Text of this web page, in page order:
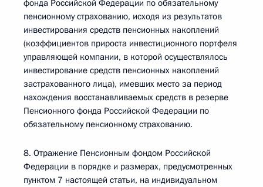
фонда Российской Федерации по обязательному
пенсионному страхованию, исходя из результатов
инвестирования средств пенсионных накоплений
(коэффициентов прироста инвестиционного портфеля
управляющей компании, в которой осуществлялось
инвестирование средств пенсионных накоплений
застрахованного лица), имевших место за период
нахождения восстанавливаемых средств в резерве
Пенсионного фонда Российской Федерации по
обязательному пенсионному страхованию.
8. Отражение Пенсионным фондом Российской
Федерации в порядке и размерах, предусмотренных
пунктом 7 настоящей статьи, на индивидуальном